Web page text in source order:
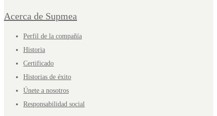
Acerca de Supmea
Perfil de la compañía
Historia
Certificado
Historias de éxito
Únete a nosotros
Responsabilidad social